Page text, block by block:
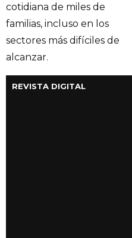
cotidiana de miles de
familias, incluso en los
sectores más difíciles de
alcanzar.
REVISTA DIGITAL